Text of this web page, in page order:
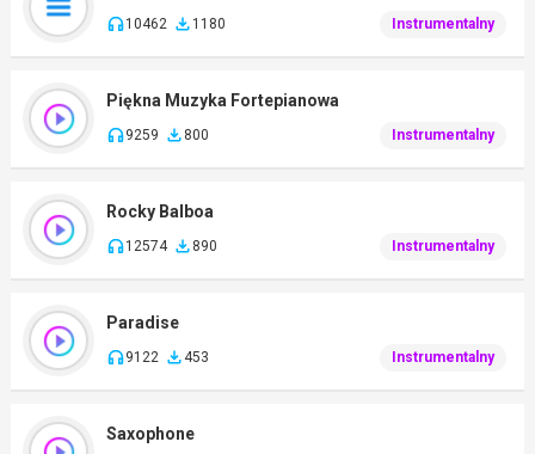
10462 1180 Instrumentalny
Piękna Muzyka Fortepianowa
9259 800 Instrumentalny
Rocky Balboa
12574 890 Instrumentalny
Paradise
9122 453 Instrumentalny
Saxophone